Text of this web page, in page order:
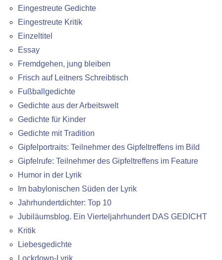
Eingestreute Gedichte
Eingestreute Kritik
Einzeltitel
Essay
Fremdgehen, jung bleiben
Frisch auf Leitners Schreibtisch
Fußballgedichte
Gedichte aus der Arbeitswelt
Gedichte für Kinder
Gedichte mit Tradition
Gipfelportraits: Teilnehmer des Gipfeltreffens im Bild
Gipfelrufe: Teilnehmer des Gipfeltreffens im Feature
Humor in der Lyrik
Im babylonischen Süden der Lyrik
Jahrhundertdichter: Top 10
Jubiläumsblog. Ein Vierteljahrhundert DAS GEDICHT
Kritik
Liebesgedichte
Lockdown-Lyrik